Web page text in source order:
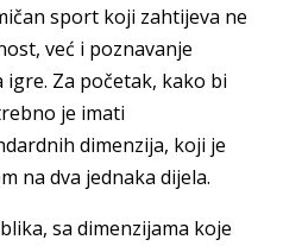
sport koji zahtijeva ne
već i poznavanje
Za početak, kako bi
je imati
dimenzija, koji je
na dva jednaka dijela.
sa dimenzijama koje